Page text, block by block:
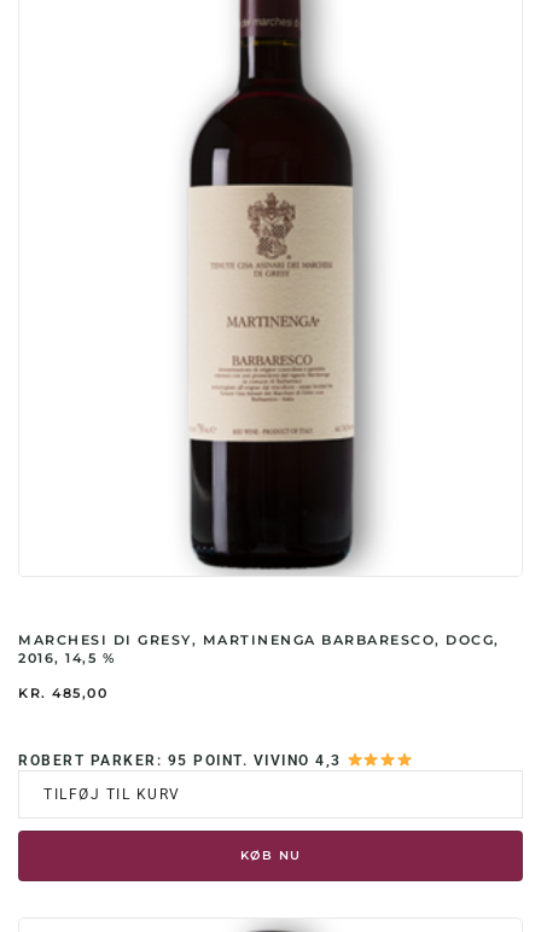
MARCHESI DI GRESY, MARTINENGA BARBARESCO, DOCG,
2016, 14,5 %
KR. 485,00
ROBERT PARKER: 95 POINT. VIVINO 4,3
TILFØJ TIL KURV
KØB NU